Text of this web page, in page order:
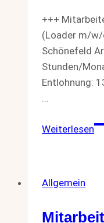
+++
(Loader m/
Schönefeld
Stunden/
Entlohnung:
Weiterlesen
Allgemein